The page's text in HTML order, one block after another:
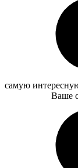
самую
Ваше